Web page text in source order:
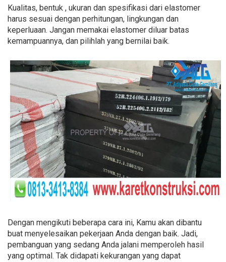
Kualitas, bentuk , ukuran dan spesifikasi dari elastomer
harus sesuai dengan perhitungan, lingkungan dan
keperluaan. Jangan memakai elastomer diluar batas
kemampuannya, dan pilihlah yang bernilai baik.
Dengan mengikuti beberapa cara ini, Kamu akan dibantu
buat menyelesaikan pekerjaan Anda dengan baik. Jadi,
pembanguan yang sedang Anda jalani memperoleh hasil
yang optimal. Tak didapati kekurangan yang dapat